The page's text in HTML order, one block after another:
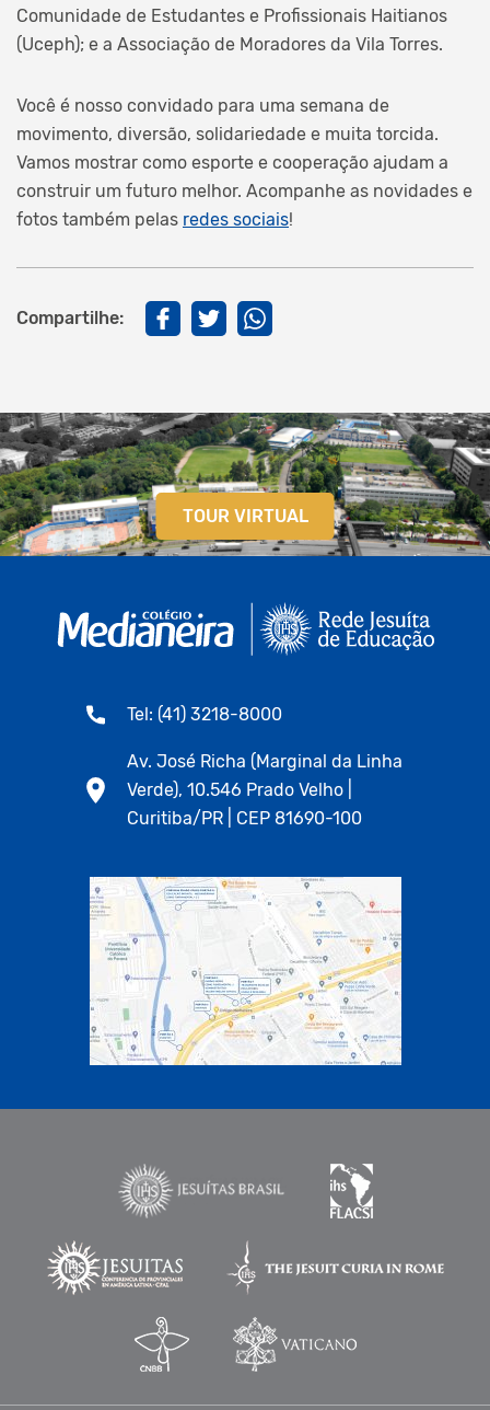
Comunidade de Estudantes e Profissionais Haitianos
(Uceph); e a Associação de Moradores da Vila Torres.
Você é nosso convidado para uma semana de
movimento, diversão, solidariedade e muita torcida.
Vamos mostrar como esporte e cooperação ajudam a
construir um futuro melhor. Acompanhe as novidades e
fotos também pelas redes sociais!
Compartilhe:
TOUR VIRTUAL
Tel: (41) 3218-8000
Av. José Richa (Marginal da Linha
Verde), 10.546 Prado Velho |
Curitiba/PR | CEP 81690-100